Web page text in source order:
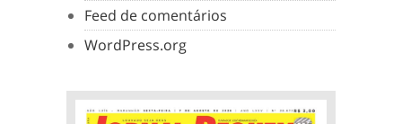
Feed de comentários
WordPress.org